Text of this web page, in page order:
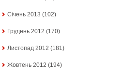
Січень 2013 (102)
Грудень 2012 (170)
Листопад 2012 (181)
Жовтень 2012 (194)